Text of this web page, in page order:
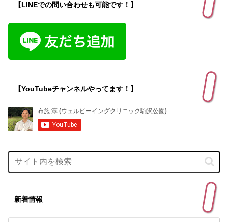
【LINEでの問い合わせも可能です！】
【YouTubeチャンネルやってます！】
新着情報